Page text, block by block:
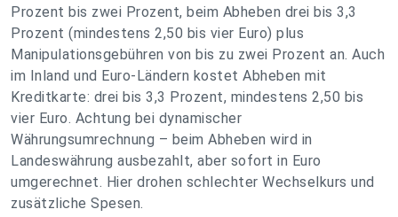
Prozent bis zwei Prozent, beim Abheben drei bis 3,3
Prozent (mindestens 2,50 bis vier Euro) plus
Manipulationsgebühren von bis zu zwei Prozent an. Auch
im Inland und Euro-Ländern kostet Abheben mit
Kreditkarte: drei bis 3,3 Prozent, mindestens 2,50 bis
vier Euro. Achtung bei dynamischer
Währungsumrechnung – beim Abheben wird in
Landeswährung ausbezahlt, aber sofort in Euro
umgerechnet. Hier drohen schlechter Wechselkurs und
zusätzliche Spesen.